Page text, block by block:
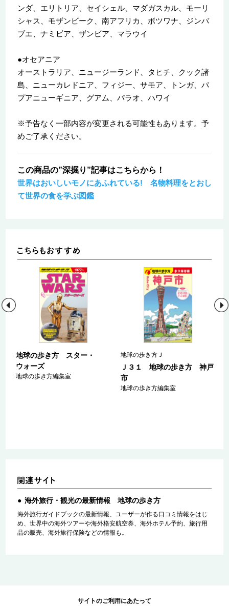
ンダ、エリトリア、セイシェル、マダガスカル、モーリ
シャス、モザンビーク、南アフリカ、ボツワナ、ジンバ
ブエ、ナミビア、ザンビア、マラウイ
●オセアニア
オーストラリア、ニュージーランド、タヒチ、クック諸
島、ニューカレドニア、フィジー、サモア、トンガ、パ
プアニューギニア、グアム、パラオ、ハワイ
※予告なく一部内容が変更される可能性もあります。予
めご了承ください。
この商品の”深掘り”記事はこちらから！
世界はおいしいモノにあふれている! 名物料理をとおし
て世界の食を学ぶ図鑑
地球の歩き方 スター・
ウォーズ
地球の歩き方編集室
地球の歩き方Ｊ
Ｊ３１ 地球の歩き方 神戸
市
地球の歩き方編集室
海外旅行・観光の最新情報 地球の歩き方
海外旅行ガイドブックの最新情報、ユーザーが作る口コミ情報をはじ
め、世界中の海外ツアーや海外格安航空券、海外ホテル予約、旅行用
品の販売、海外旅行保険などの情報も。
サイトのご利用にあたって